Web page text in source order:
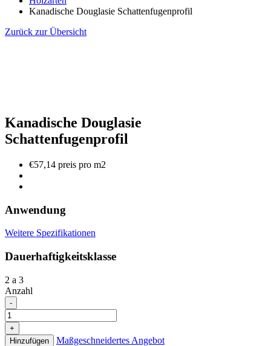
Kanadische Douglasie Schattenfugenprofil
Zurück zur Übersicht
Kanadische Douglasie
Schattenfugenprofil
€57,14 preis pro m2
Anwendung
Weitere Spezifikationen
Dauerhaftigkeitsklasse
2 a 3
Anzahl
Kanadische
Douglasie
Schattenfugenprofil
Menge
-
+
Hinzufügen
Maßgeschneidertes Angebot